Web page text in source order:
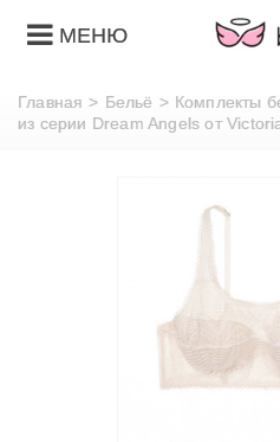
МЕНЮ
Главная > Бельё > Комплекты
из серии Dream Angels от